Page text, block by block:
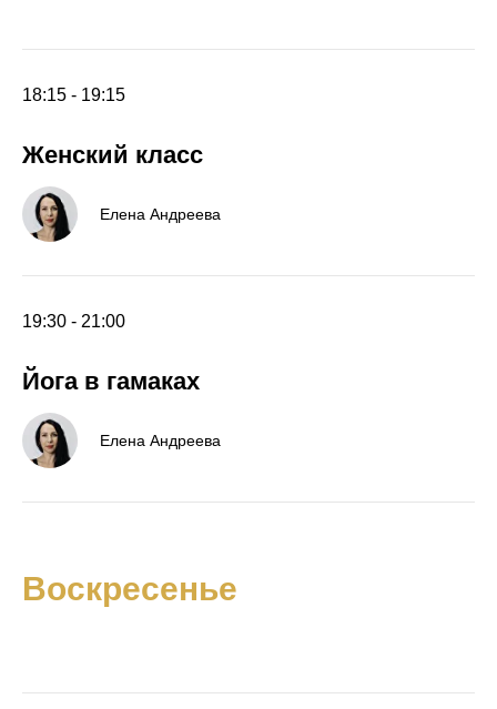
18:15 - 19:15
Женский класс
Елена Андреева
19:30 - 21:00
Йога в гамаках
Елена Андреева
Воскресенье